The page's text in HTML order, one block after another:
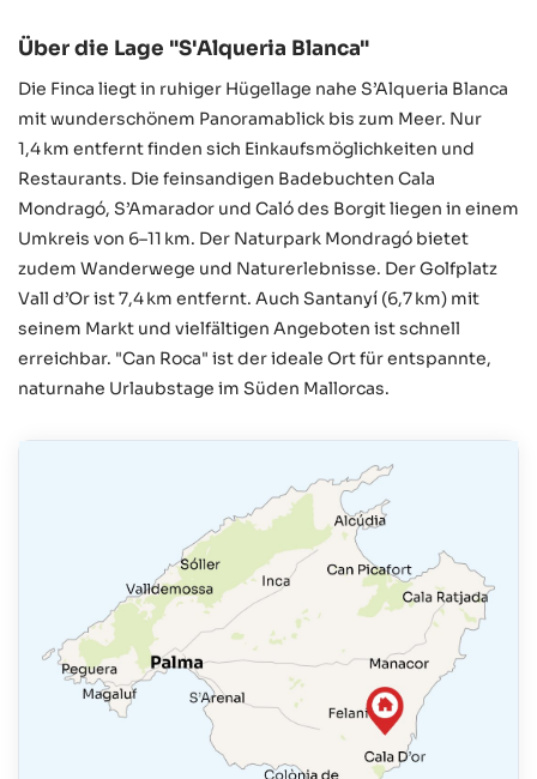
Über die Lage "S'Alqueria Blanca"
Die Finca liegt in ruhiger Hügellage nahe S’Alqueria Blanca
mit wunderschönem Panoramablick bis zum Meer. Nur
1,4 km entfernt finden sich Einkaufsmöglichkeiten und
Restaurants. Die feinsandigen Badebuchten Cala
Mondragó, S’Amarador und Caló des Borgit liegen in einem
Umkreis von 6–11 km. Der Naturpark Mondragó bietet
zudem Wanderwege und Naturerlebnisse. Der Golfplatz
Vall d’Or ist 7,4 km entfernt. Auch Santanyí (6,7 km) mit
seinem Markt und vielfältigen Angeboten ist schnell
erreichbar. "Can Roca" ist der ideale Ort für entspannte,
naturnahe Urlaubstage im Süden Mallorcas.